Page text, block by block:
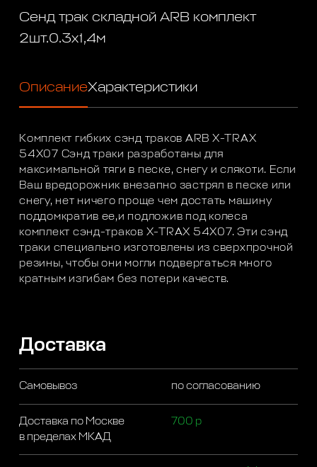
Сенд трак складной ARB комплект
2шт.0.3х1,4м
ОписаниеХарактеристики
Комплект гибких сэнд траков ARB X-TRAX
54X07 Сэнд траки разработаны для
максимальной тяги в песке, снегу и слякоти. Если
Ваш вредорожник внезапно застрял в песке или
снегу, нет ничего проще чем достать машину
поддомкратив ее,и подложив под колеса
комплект сэнд-траков X-TRAX 54X07. Эти сэнд
траки специально изготовлены из сверхпрочной
резины, чтобы они могли подвергаться много
кратным изгибам без потери качеств.
Доставка
Самовывоз по согласованию
Доставка по Москве
в пределах МКАД
700 р